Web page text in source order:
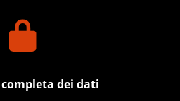
completa dei dati